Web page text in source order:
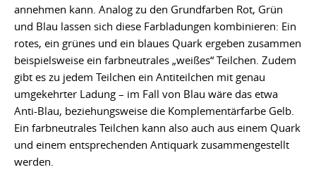
annehmen kann. Analog zu den Grundfarben Rot, Grün
und Blau lassen sich diese Farbladungen kombinieren: Ein
rotes, ein grünes und ein blaues Quark ergeben zusammen
beispielsweise ein farbneutrales „weißes“ Teilchen. Zudem
gibt es zu jedem Teilchen ein Antiteilchen mit genau
umgekehrter Ladung – im Fall von Blau wäre das etwa
Anti-Blau, beziehungsweise die Komplementärfarbe Gelb.
Ein farbneutrales Teilchen kann also auch aus einem Quark
und einem entsprechenden Antiquark zusammengestellt
werden.